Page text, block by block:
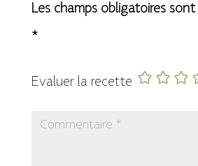
Les champs obligatoires
*
Evaluer la recette